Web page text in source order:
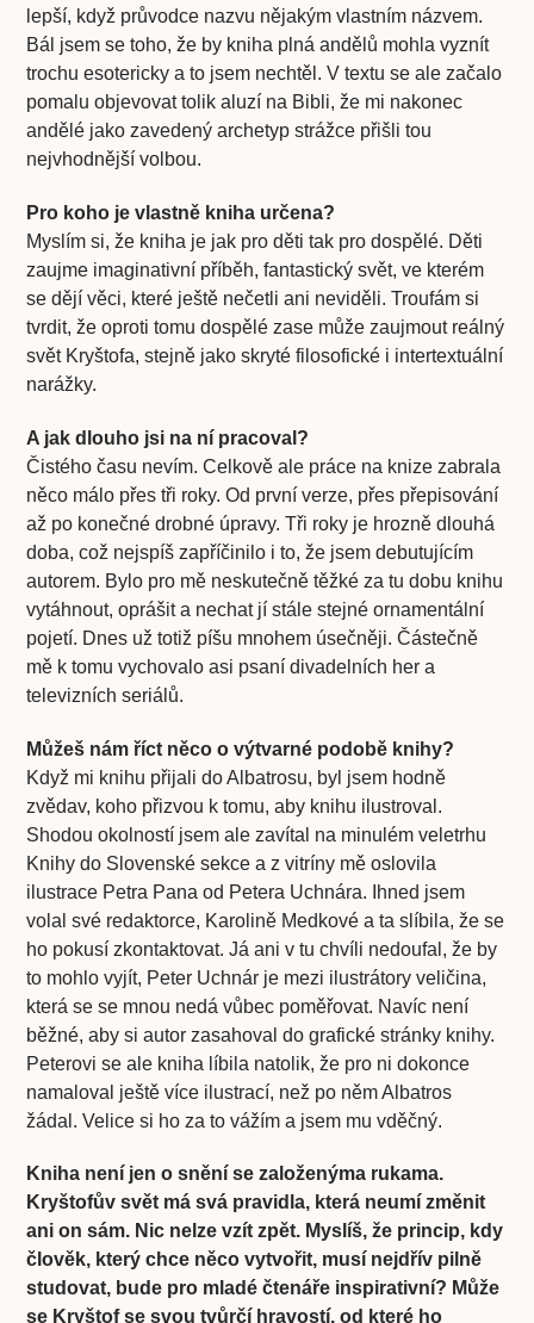
lepší, když průvodce nazvu nějakým vlastním názvem.
Bál jsem se toho, že by kniha plná andělů mohla vyznít
trochu esotericky a to jsem nechtěl. V textu se ale začalo
pomalu objevovat tolik aluzí na Bibli, že mi nakonec
andělé jako zavedený archetyp strážce přišli tou
nejvhodnější volbou.
Pro koho je vlastně kniha určena?
Myslím si, že kniha je jak pro děti tak pro dospělé. Děti
zaujme imaginativní příběh, fantastický svět, ve kterém
se dějí věci, které ještě nečetli ani neviděli. Troufám si
tvrdit, že oproti tomu dospělé zase může zaujmout reálný
svět Kryštofa, stejně jako skryté filosofické i intertextuální
narážky.
A jak dlouho jsi na ní pracoval?
Čistého času nevím. Celkově ale práce na knize zabrala
něco málo přes tři roky. Od první verze, přes přepisování
až po konečné drobné úpravy. Tři roky je hrozně dlouhá
doba, což nejspíš zapříčinilo i to, že jsem debutujícím
autorem. Bylo pro mě neskutečně těžké za tu dobu knihu
vytáhnout, oprášit a nechat jí stále stejné ornamentální
pojetí. Dnes už totiž píšu mnohem úsečněji. Částečně
mě k tomu vychovalo asi psaní divadelních her a
televizních seriálů.
Můžeš nám říct něco o výtvarné podobě knihy?
Když mi knihu přijali do Albatrosu, byl jsem hodně
zvědav, koho přizvou k tomu, aby knihu ilustroval.
Shodou okolností jsem ale zavítal na minulém veletrhu
Knihy do Slovenské sekce a z vitríny mě oslovila
ilustrace Petra Pana od Petera Uchnára. Ihned jsem
volal své redaktorce, Karolině Medkové a ta slíbila, že se
ho pokusí zkontaktovat. Já ani v tu chvíli nedoufal, že by
to mohlo vyjít, Peter Uchnár je mezi ilustrátory veličina,
která se se mnou nedá vůbec poměřovat. Navíc není
běžné, aby si autor zasahoval do grafické stránky knihy.
Peterovi se ale kniha líbila natolik, že pro ni dokonce
namaloval ještě více ilustrací, než po něm Albatros
žádal. Velice si ho za to vážím a jsem mu vděčný.
Kniha není jen o snění se založenýma rukama.
Kryštofův svět má svá pravidla, která neumí změnit
ani on sám. Nic nelze vzít zpět. Myslíš, že princip, kdy
člověk, který chce něco vytvořit, musí nejdřív pilně
studovat, bude pro mladé čtenáře inspirativní? Může
se Kryštof se svou tvůrčí hravostí, od které ho